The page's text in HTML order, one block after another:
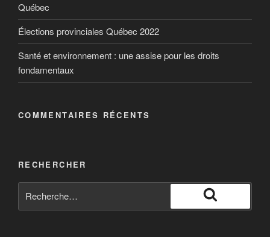
Québec
Élections provinciales Québec 2022
Santé et environnement : une assise pour les droits
fondamentaux
COMMENTAIRES RÉCENTS
RECHERCHER